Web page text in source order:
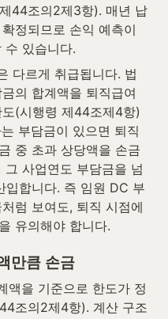
44조의2제3항). 매년 납
정되므로 손익 예측이
수 있습니다.
다르게 취급됩니다. 법
의 합계액을 퇴직급여
(시행령 제44조제4항)
부담금이 있으면 퇴직
중 초과 상당액을 손금
사업연도 부담금을 넘
입합니다. 즉 임원 DC 부
럼 보여도, 퇴직 시점에
유의해야 합니다.
만큼 손금
액을 기준으로 한도가 정
조의2제4항). 계산 구조